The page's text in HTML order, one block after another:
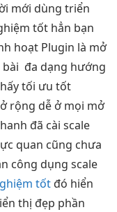
mới dùng triển
tốt hẳn bạn
hoạt Plugin là mở
đa dạng hướng
tối ưu tốt
rộng dễ ở mọi mở
đã cài scale
quan cũng chưa
công dụng scale
tốt đó hiển
thị đẹp phần